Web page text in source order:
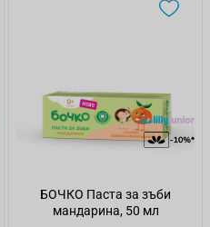
БОЧКО Паста за зъби
мандарина, 50 мл